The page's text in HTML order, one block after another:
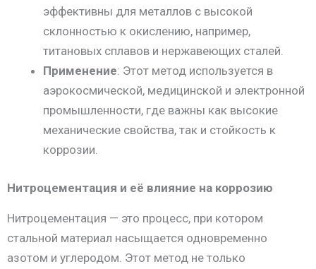
эффективны для металлов с высокой
склонностью к окислению, например,
титановых сплавов и нержавеющих сталей.
Применение: Этот метод используется в
аэрокосмической, медицинской и электронной
промышленности, где важны как высокие
механические свойства, так и стойкость к
коррозии.
Нитроцементация и её влияние на коррозию
Нитроцементация — это процесс, при котором
стальной материал насыщается одновременно
азотом и углеродом. Этот метод не только